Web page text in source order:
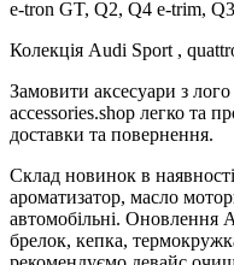
e-tron GT, Q2, Q4 e-trim,
Колекція Audi Sport ,
Замовити аксесуари з
accessories.shop легко та
доставки та повернення.
Склад новинок в
ароматизатор, масло
автомобільні. Оновлення
брелок, кепка,